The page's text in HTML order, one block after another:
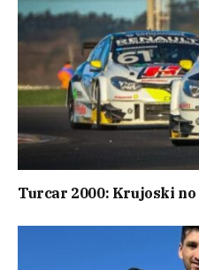
Turcar 2000: Krujoski